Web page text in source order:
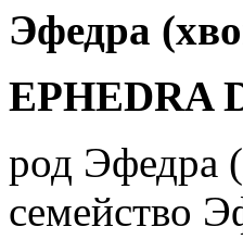
Эфедра
EPHEDRA
род Эфедра
семейство